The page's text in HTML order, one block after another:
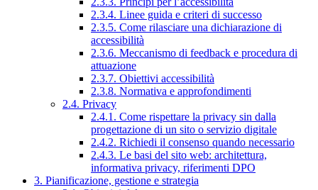
2.3.4. Linee guida e criteri di successo
2.3.5. Come rilasciare una dichiarazione di
accessibilità
2.3.6. Meccanismo di feedback e procedura di
attuazione
2.3.7. Obiettivi accessibilità
2.3.8. Normativa e approfondimenti
2.4. Privacy
2.4.1. Come rispettare la privacy sin dalla
progettazione di un sito o servizio digitale
2.4.2. Richiedi il consenso quando necessario
2.4.3. Le basi del sito web: architettura,
informativa privacy, riferimenti DPO
3. Pianificazione, gestione e strategia